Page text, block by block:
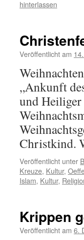
hinterlassen
Veröffentlicht am
„Ankunft
und
Christkind.
Veröffentlicht unter
Kreuze, Kultur,
Islam, Kultur,
Krippen
Veröffentlicht am 6.